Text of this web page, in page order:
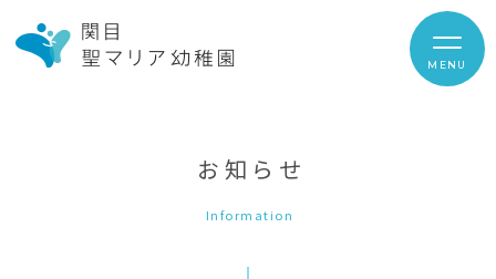
MENU
お知らせ
Information